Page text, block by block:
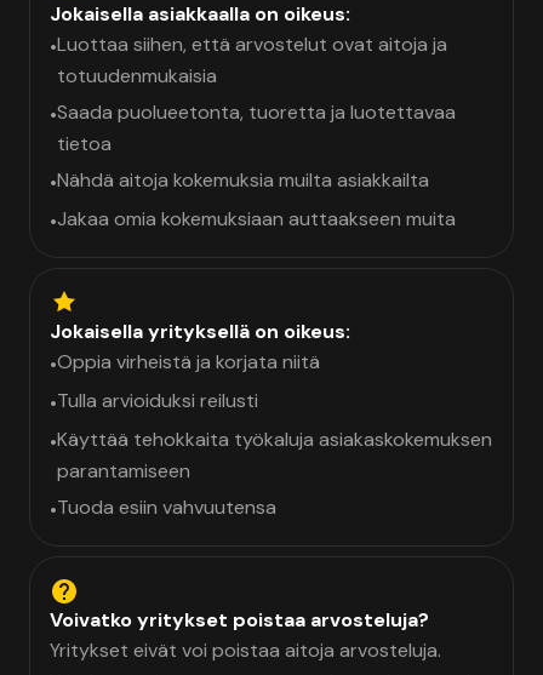
Jokaisella asiakkaalla on oikeus:
•Luottaa siihen, että arvostelut ovat aitoja ja
totuudenmukaisia
•Saada puolueetonta, tuoretta ja luotettavaa
tietoa
•Nähdä aitoja kokemuksia muilta asiakkailta
•Jakaa omia kokemuksiaan auttaakseen muita
Jokaisella yrityksellä on oikeus:
•Oppia virheistä ja korjata niitä
•Tulla arvioiduksi reilusti
•Käyttää tehokkaita työkaluja asiakaskokemuksen
parantamiseen
•Tuoda esiin vahvuutensa
Voivatko yritykset poistaa arvosteluja?
Yritykset eivät voi poistaa aitoja arvosteluja.